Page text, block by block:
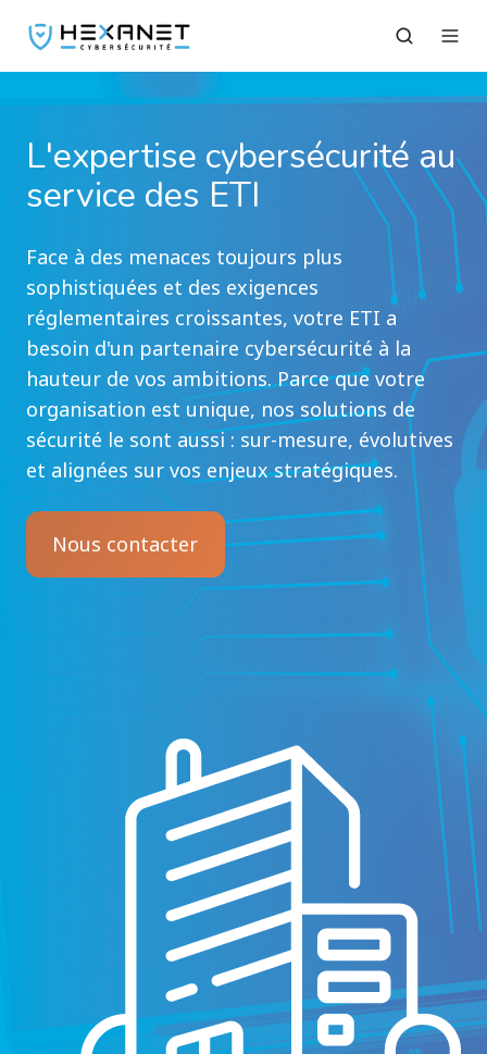
L'expertise cybersécurité au
service des ETI
Face à des menaces toujours plus
sophistiquées et des exigences
réglementaires croissantes, votre ETI a
besoin d'un partenaire cybersécurité à la
hauteur de vos ambitions. Parce que votre
organisation est unique, nos solutions de
sécurité le sont aussi : sur-mesure, évolutives
et alignées sur vos enjeux stratégiques.
Nous contacter